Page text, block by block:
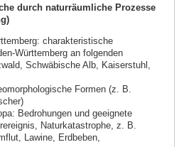
durch naturräumliche Prozesse
charakteristische
Württemberg an folgenden
Schwäbische Alb, Kaiserstuhl,
Formen (z. B.
Bedrohungen und geeignete
Naturkatastrophe, z. B.
Lawine, Erdbeben,